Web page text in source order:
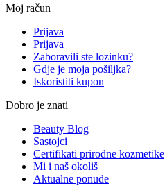
Moj račun
Prijava
Prijava
Zaboravili ste lozinku?
Gdje je moja pošiljka?
Iskoristiti kupon
Dobro je znati
Beauty Blog
Sastojci
Certifikati prirodne kozmetike
Mi i naš okoliš
Aktualne ponude